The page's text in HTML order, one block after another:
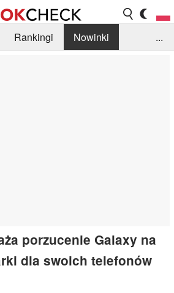
Rankingi
Nowinki
...
porzucenie Galaxy na
dla swoich telefonów